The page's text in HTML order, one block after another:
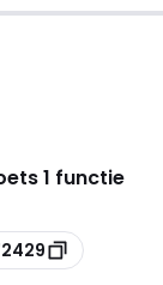
1 functie